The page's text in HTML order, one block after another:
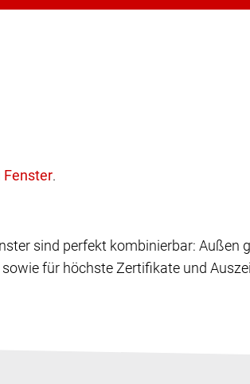
.
sind perfekt kombinierbar: Außen
für höchste Zertifikate und